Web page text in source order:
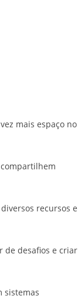
mais espaço no
recursos e
de desafios e criar
sistemas